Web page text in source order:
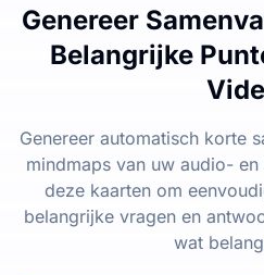
Genereer
Belangrijke
Genereer automatisch korte
mindmaps van uw audio-
deze kaarten om
belangrijke vragen en
wat